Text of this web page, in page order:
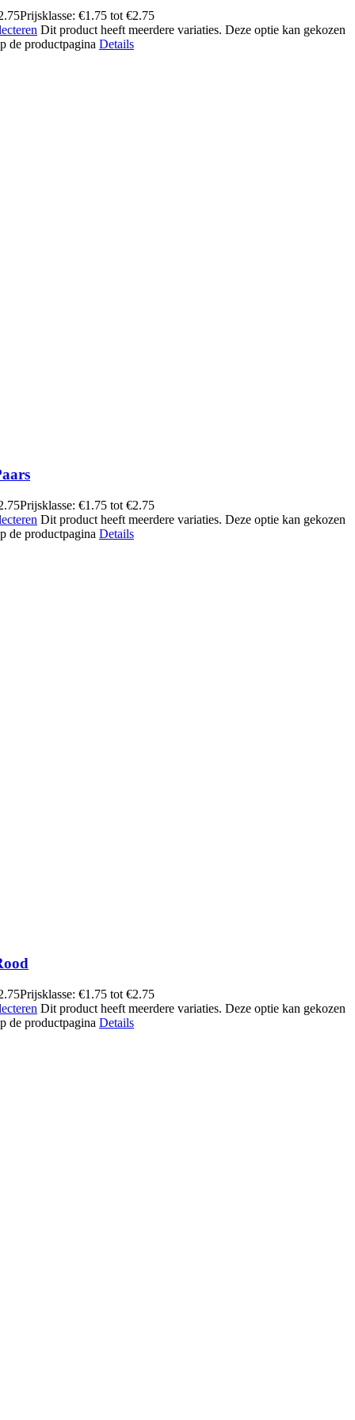
Prijsklasse: €1.75 tot €2.75
Dit product heeft meerdere variaties. Deze optie kan gekozen
de productpagina Details
Prijsklasse: €1.75 tot €2.75
Dit product heeft meerdere variaties. Deze optie kan gekozen
de productpagina Details
Prijsklasse: €1.75 tot €2.75
Dit product heeft meerdere variaties. Deze optie kan gekozen
de productpagina Details